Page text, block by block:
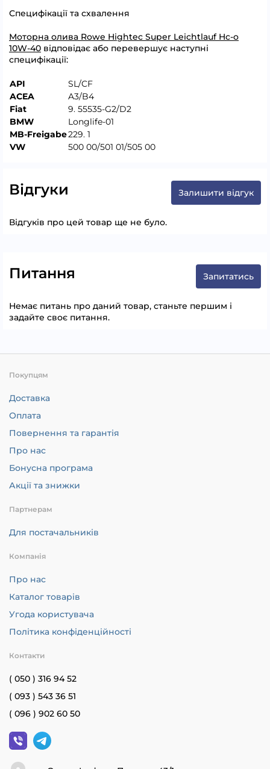
Специфікації та схвалення
Моторна олива Rowe Hightec Super Leichtlauf Hc-o
10W-40 відповідає або перевершує наступні
специфікації:
API
SL/CF
ACEA
A3/B4
Fiat
9. 55535-G2/D2
BMW
Longlife-01
MB-Freigabe229. 1
VW
500 00/501 01/505 00
Відгуки Залишити відгук
Відгуків про цей товар ще не було.
Питання Запитатись
Немає питань про даний товар, станьте першим і
задайте своє питання.
Покупцям
Доставка
Оплата
Повернення та гарантія
Про нас
Бонусна програма
Акції та знижки
Партнерам
Для постачальників
Компанія
Про нас
Каталог товарів
Угода користувача
Політика конфіденційності
Контакти
( 050 ) 316 94 52
( 093 ) 543 36 51
( 096 ) 902 60 50